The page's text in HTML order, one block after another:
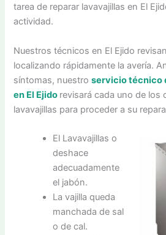
tarea de reparar lavavajillas en El
actividad.
Nuestros técnicos en El Ejido
localizando rápidamente la avería.
síntomas, nuestroservicio técnico
en El Ejido revisará cada uno de los
lavavajillas para proceder a su
El Lavavajillas o
deshace
adecuadamente
el jabón.
La vajilla queda
manchada de sal
o de cal.